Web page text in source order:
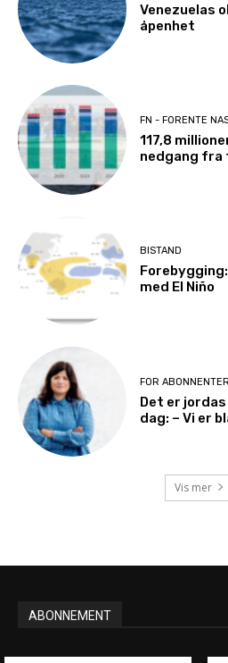
Venezuelas
åpenhet
FN - FORENTE
117,8
nedgang fra
BISTAND
med El Niño
FOR ABONNENTER
Det er
dag: – Vi er
Vis mer
ABONNEMENT